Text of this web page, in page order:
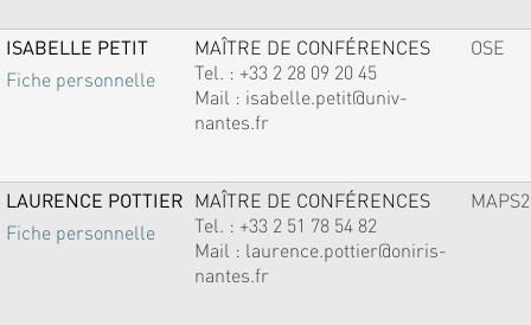
ISABELLE PETIT
Fiche personnelle
MAÎTRE DE CONFÉRENCES
Tel. : +33 2 28 09 20 45
Mail : isabelle.petit@univ-
nantes.fr
OSE
LAURENCE POTTIER
Fiche personnelle
MAÎTRE DE CONFÉRENCES
Tel. : +33 2 51 78 54 82
Mail : laurence.pottier@oniris-
nantes.fr
MAPS2